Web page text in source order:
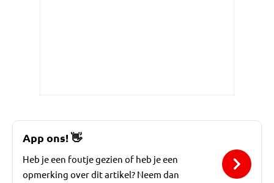
App ons!👋
Heb je een foutje gezien of heb je een
opmerking over dit artikel? Neem dan